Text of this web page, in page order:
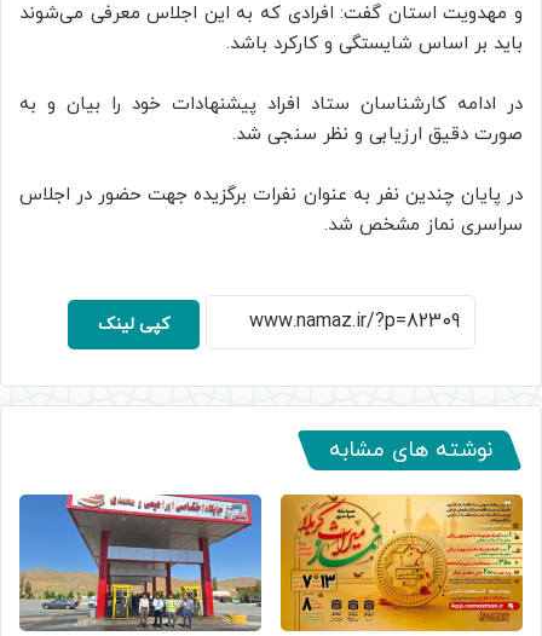
و مهدویت استان گفت: افرادی که به این اجلاس معرفی می‌شوند
باید بر اساس شایستگی و کارکرد باشد.
در ادامه کارشناسان ستاد افراد پیشنهادات خود را بیان و به
صورت دقیق ارزیابی و نظر سنجی شد.
در پایان چندین نفر به عنوان نفرات برگزیده جهت حضور در اجلاس
سراسری نماز مشخص شد.
کپی لینک
نوشته های مشابه